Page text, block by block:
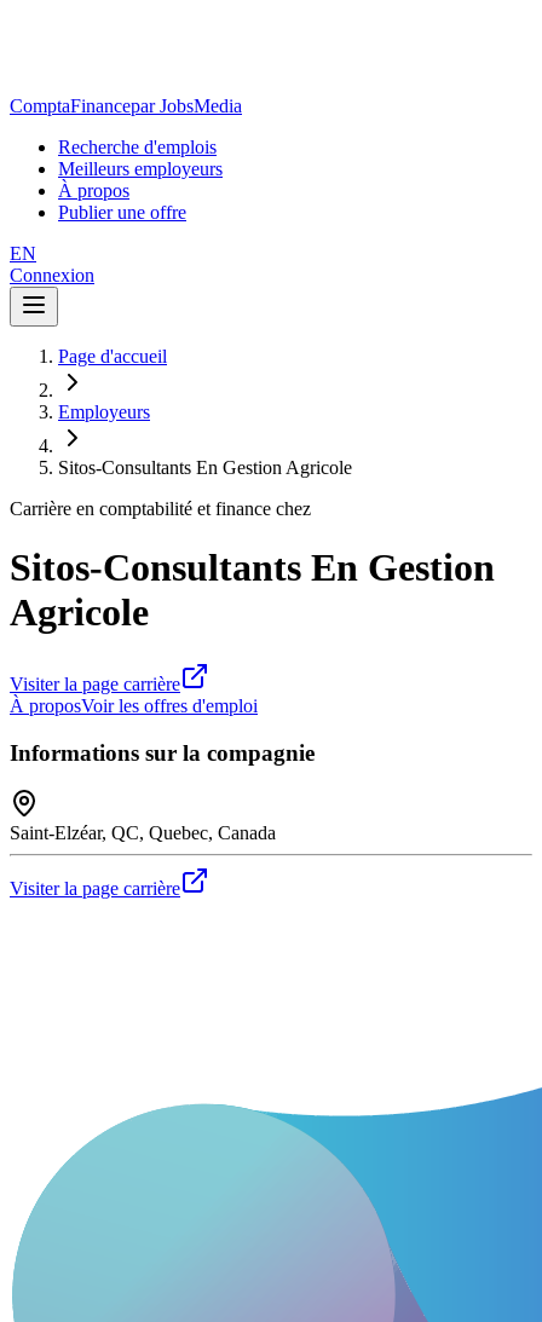
ComptaFinancepar JobsMedia
Recherche d'emplois
Meilleurs employeurs
À propos
Publier une offre
EN
Connexion
Page d'accueil
Employeurs
Sitos-Consultants En Gestion Agricole
Carrière en comptabilité et finance chez
Sitos-Consultants En Gestion
Agricole
Visiter la page carrière
À proposVoir les offres d'emploi
Informations sur la compagnie
Saint-Elzéar, QC, Quebec, Canada
Visiter la page carrière